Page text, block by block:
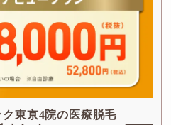
東京4院の医療脱毛